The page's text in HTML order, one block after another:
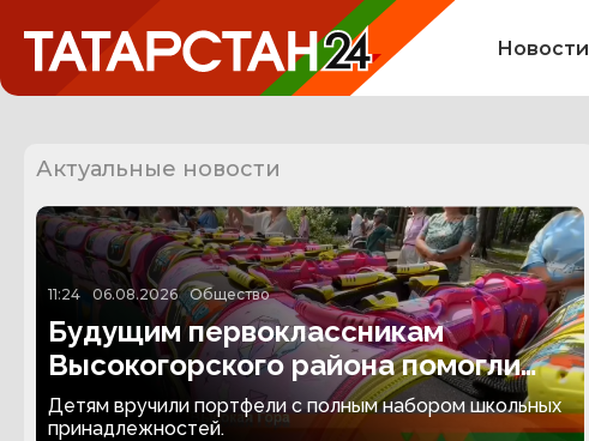
Новости
Актуальные новости
11:24 06.08.2026 Общество
Будущим первоклассникам
Высокогорского района помогли
собраться в школу
Детям вручили портфели с полным набором школьных
принадлежностей.